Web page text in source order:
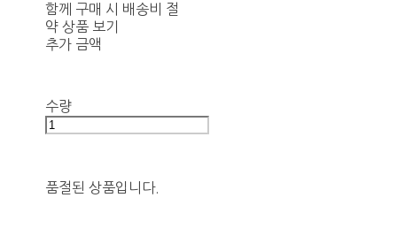
함께 구매 시 배송비 절
약 상품 보기
추가 금액
수량
품절된 상품입니다.